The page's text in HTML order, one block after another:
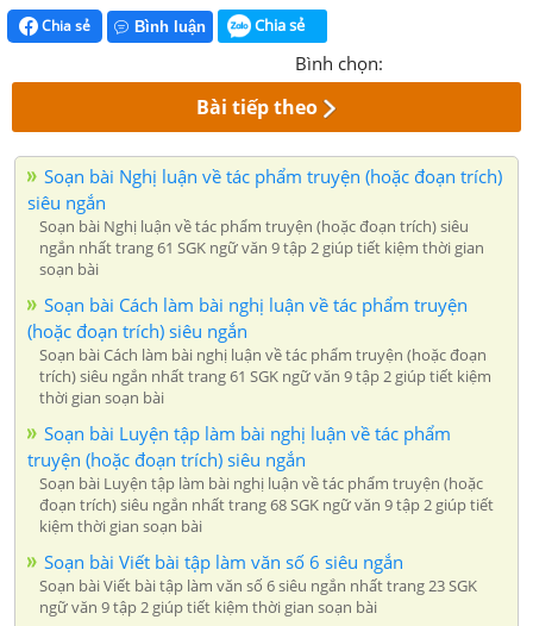
Chia sẻ Bình luận Chia sẻ
Bình chọn:
Bài tiếp theo
Soạn bài Nghị luận về tác phẩm truyện (hoặc đoạn trích)
siêu ngắn
Soạn bài Nghị luận về tác phẩm truyện (hoặc đoạn trích) siêu
ngắn nhất trang 61 SGK ngữ văn 9 tập 2 giúp tiết kiệm thời gian
soạn bài
Soạn bài Cách làm bài nghị luận về tác phẩm truyện
(hoặc đoạn trích) siêu ngắn
Soạn bài Cách làm bài nghị luận về tác phẩm truyện (hoặc đoạn
trích) siêu ngắn nhất trang 61 SGK ngữ văn 9 tập 2 giúp tiết kiệm
thời gian soạn bài
Soạn bài Luyện tập làm bài nghị luận về tác phẩm
truyện (hoặc đoạn trích) siêu ngắn
Soạn bài Luyện tập làm bài nghị luận về tác phẩm truyện (hoặc
đoạn trích) siêu ngắn nhất trang 68 SGK ngữ văn 9 tập 2 giúp tiết
kiệm thời gian soạn bài
Soạn bài Viết bài tập làm văn số 6 siêu ngắn
Soạn bài Viết bài tập làm văn số 6 siêu ngắn nhất trang 23 SGK
ngữ văn 9 tập 2 giúp tiết kiệm thời gian soạn bài